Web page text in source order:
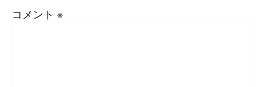
コメント ※